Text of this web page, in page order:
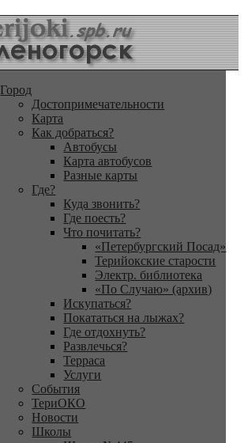
Город
Достопримечательности
Карта
Как добраться?
Автобусы
Карта автобусов
Разные карты
Где?
Куда звонить?
Где поесть?
Что почитать?
«Петербургский Посад»
Терийокские старости
Электр. библиотека
«По Случаю» (архив)
Искупаться?
Покататься на лыжах?
Где отдохнуть?
Развлечься?
Терраса
Услуги
События
ТериОКО
Новости
Школы